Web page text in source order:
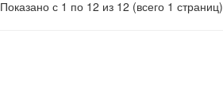
Показано с 1 по 12 из 12 (всего 1 страниц)